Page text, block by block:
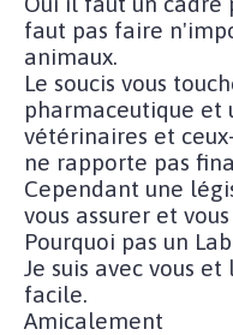
faut pas faire
animaux.
Le soucis vous
pharmaceutique et
vétérinaires et
ne rapporte pas
Cependant une
vous assurer et
Pourquoi pas un
Je suis avec vous
facile.
Amicalement